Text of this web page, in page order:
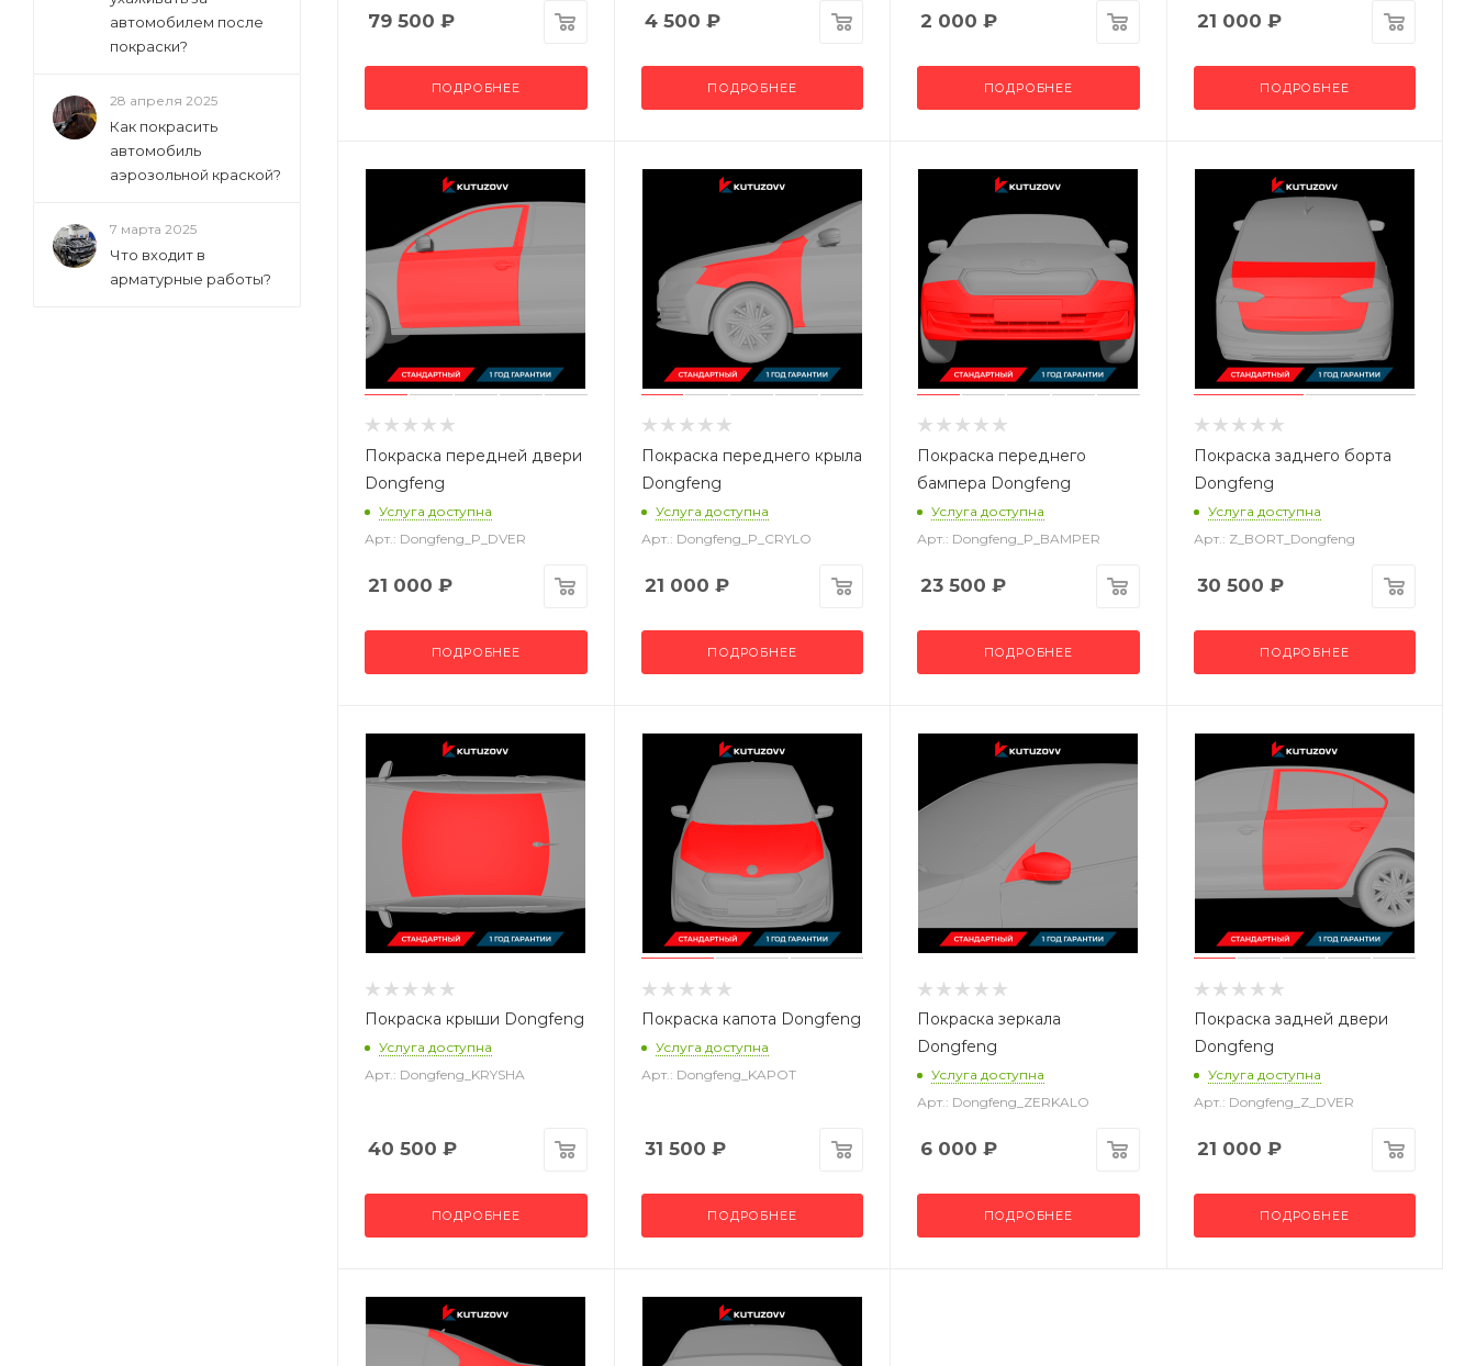
79 500 ₽
ПОДРОБНЕЕ
4 500 ₽
ПОДРОБНЕЕ
2 000 ₽
ПОДРОБНЕЕ
21 000 ₽
ПОДРОБНЕЕ
Покраска передней двери
Dongfeng
Услуга доступна
Арт.: Dongfeng_P_DVER
21 000 ₽
ПОДРОБНЕЕ
Покраска переднего крыла
Dongfeng
Услуга доступна
Арт.: Dongfeng_P_CRYLO
21 000 ₽
ПОДРОБНЕЕ
Покраска переднего
бампера Dongfeng
Услуга доступна
Арт.: Dongfeng_P_BAMPER
23 500 ₽
ПОДРОБНЕЕ
Покраска заднего борта
Dongfeng
Услуга доступна
Арт.: Z_BORT_Dongfeng
30 500 ₽
ПОДРОБНЕЕ
Покраска крыши Dongfeng
Услуга доступна
Арт.: Dongfeng_KRYSHA
40 500 ₽
ПОДРОБНЕЕ
Покраска капота Dongfeng
Услуга доступна
Арт.: Dongfeng_KAPOT
31 500 ₽
ПОДРОБНЕЕ
Покраска зеркала
Dongfeng
Услуга доступна
Арт.: Dongfeng_ZERKALO
6 000 ₽
ПОДРОБНЕЕ
Покраска задней двери
Dongfeng
Услуга доступна
Арт.: Dongfeng_Z_DVER
21 000 ₽
ПОДРОБНЕЕ
автомобилем после
покраски?
28 апреля 2025
Как покрасить
автомобиль
аэрозольной краской?
7 марта 2025
Что входит в
арматурные работы?